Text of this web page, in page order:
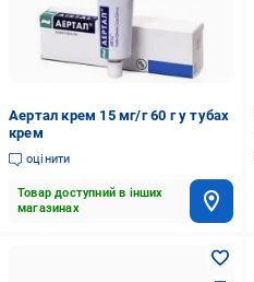
Аертал крем 15 мг/г 60 г у тубах
крем
оцінити
Товар доступний в інших
магазинах